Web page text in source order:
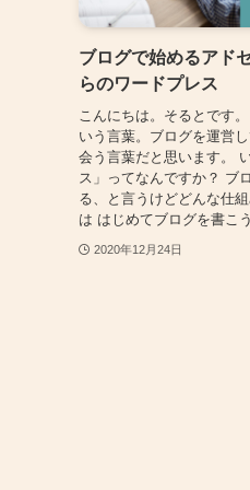
ブログで始めるアド
らのワードプレス
こんにちは。そるとです
いう言葉。ブログを運営
会う言葉だと思います。
ス」ってなんですか？ ブ
る、と言うけどどんな仕
は はじめてブログを書こ
2020年12月24日